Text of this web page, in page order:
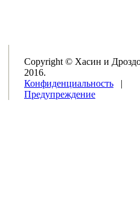
Copyright © Хасин и
2016.
Конфиденциальность |
Предупреждение